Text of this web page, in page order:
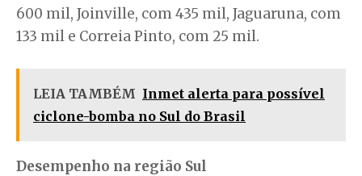
600 mil, Joinville, com 435 mil, Jaguaruna, com
133 mil e Correia Pinto, com 25 mil.
LEIA TAMBÉM Inmet alerta para possível
ciclone-bomba no Sul do Brasil
Desempenho na região Sul